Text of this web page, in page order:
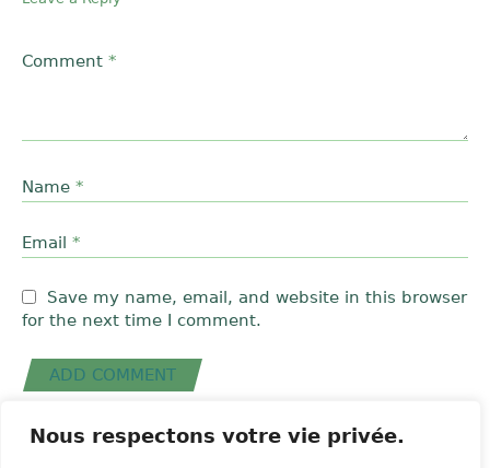
Nous respectons votre vie privée.
Comment *
Name *
Email *
Save my name, email, and website in this browser
for the next time I comment.